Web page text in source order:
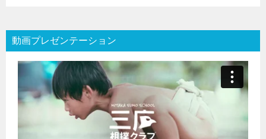
動画プレゼンテーション